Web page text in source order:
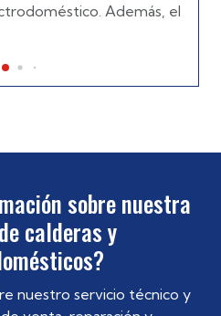
y manutención de una
excelentes. Muchas
sobre nuestra
calderas y